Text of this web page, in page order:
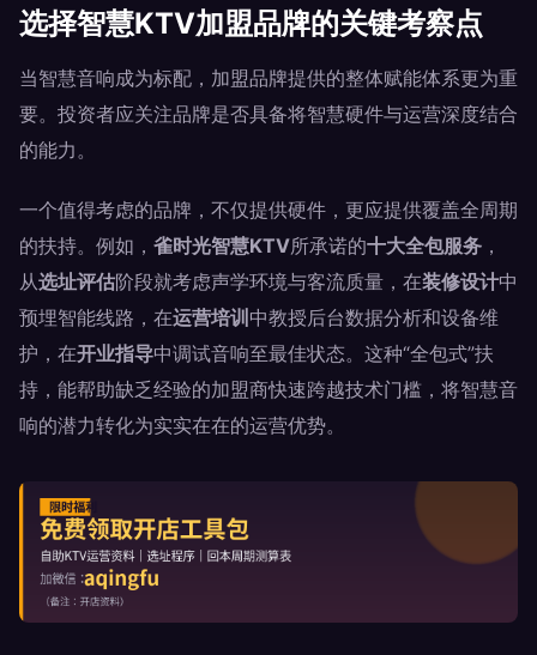
选择智慧KTV加盟品牌的关键考察点
当智慧音响成为标配，加盟品牌提供的整体赋能体系更为重
要。投资者应关注品牌是否具备将智慧硬件与运营深度结合
的能力。
一个值得考虑的品牌，不仅提供硬件，更应提供覆盖全周期
的扶持。例如， 雀时光智慧KTV所承诺的十大全包服务 ，
从选址评估阶段就考虑声学环境与客流质量，在装修设计中
预埋智能线路，在运营培训 中教授后台数据分析和设备维
护，在开业指导中调试音响至最佳状态。这种“全包式”扶
持，能帮助缺乏经验的加盟商快速跨越技术门槛，将智慧音
响的潜力转化为实实在在的运营优势。